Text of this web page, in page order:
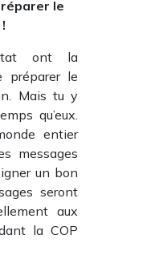
le
ont la
préparer le
Mais tu y
qu’eux.
entier
messages
un bon
seront
aux
la COP